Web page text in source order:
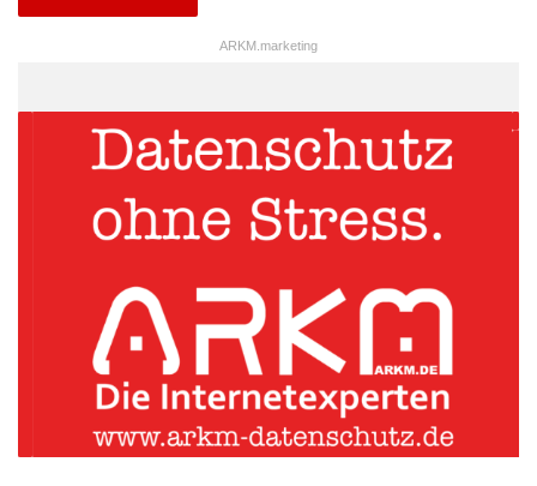
ARKM.marketing